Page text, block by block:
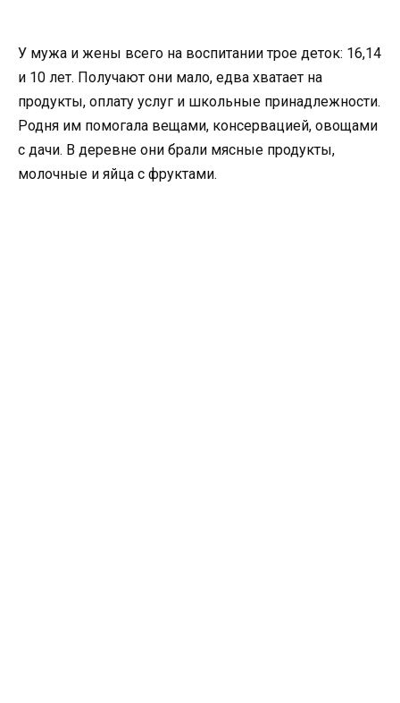
У мужа и жены всего на воспитании трое деток: 16,14
и 10 лет. Получают они мало, едва хватает на
продукты, оплату услуг и школьные принадлежности.
Родня им помогала вещами, консервацией, овощами
с дачи. В деревне они брали мясные продукты,
молочные и яйца с фруктами.